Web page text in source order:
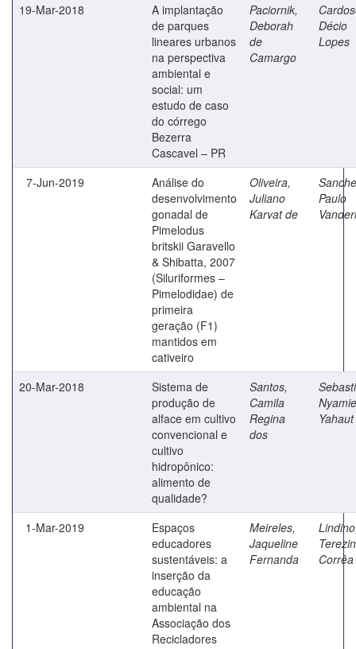
19-Mar-2018
A implantação
de parques
lineares urbanos
na perspectiva
ambiental e
social: um
estudo de caso
do córrego
Bezerra
Cascavel – PR
Paciornik,
Deborah
de
Camargo
Décio
Lopes
7-Jun-2019
Análise do
desenvolvimento
gonadal de
Pimelodus
britskii Garavello
& Shibatta, 2007
(Siluriformes –
Pimelodidae) de
primeira
geração (F1)
mantidos em
cativeiro
Oliveira,
Juliano
Karvat de
Paulo
20-Mar-2018
Sistema de
produção de
alface em cultivo
convencional e
cultivo
hidropônico:
alimento de
qualidade?
Santos,
Camila
Regina
dos
Yahaut
1-Mar-2019
Espaços
educadores
sustentáveis: a
inserção da
educação
ambiental na
Associação dos
Recicladores
Meireles,
Jaqueline
Fernanda
Corrêa